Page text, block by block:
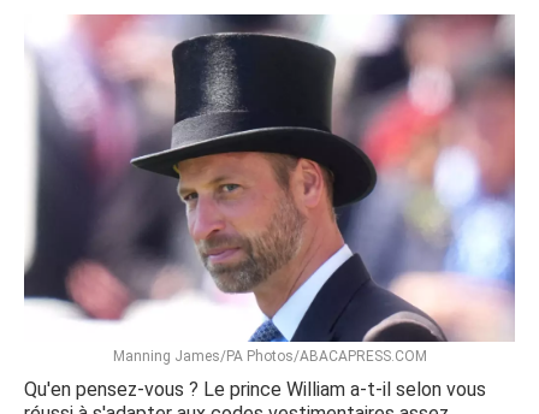
Manning James/PA Photos/ABACAPRESS.COM
Qu'en pensez-vous ? Le prince William a-t-il selon vous